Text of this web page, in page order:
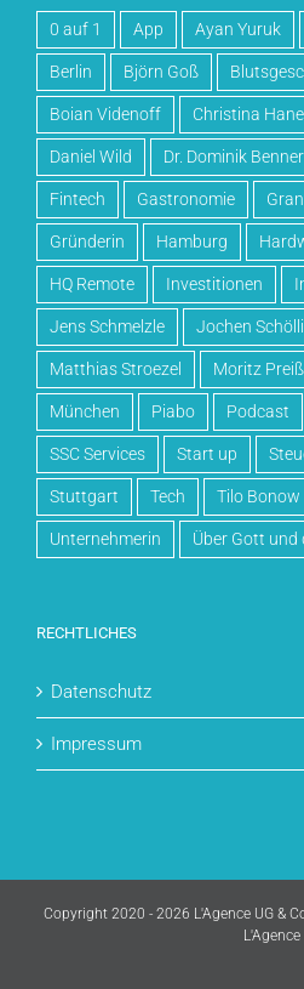
0 auf 1 App Ayan Yuruk
Berlin Björn Goß
Boian Videnoff Christina
Daniel Wild Dr. Dominik Benner
Fintech Gastronomie
Gründerin Hamburg
HQ Remote Investitionen
Jens Schmelzle Jochen
Matthias Stroezel Moritz
München Piabo Podcast
SSC Services Start up
Stuttgart Tech Tilo Bonow
Unternehmerin Über Gott und
RECHTLICHES
Datenschutz
Impressum
Copyright 2020 - 2026 L'Agence UG &
L'Agence